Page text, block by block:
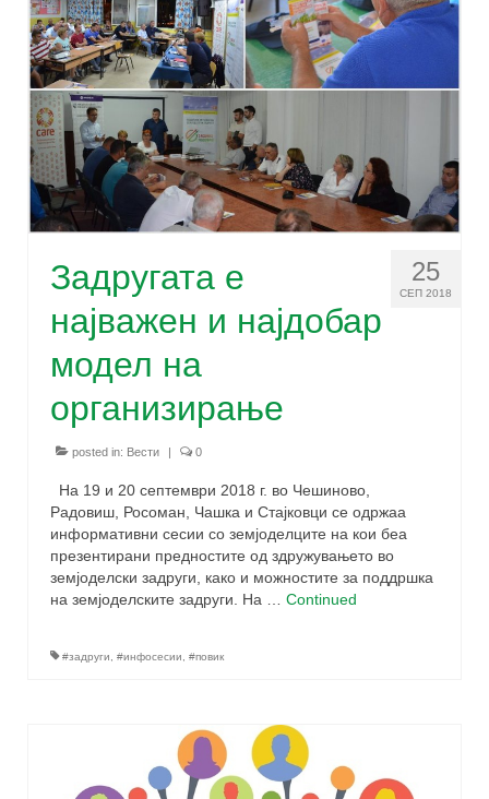
25
СЕП 2018
Задругата е
најважен и најдобар
модел на
организирање
posted in: Вести | 0
На 19 и 20 септември 2018 г. во Чешиново,
Радовиш, Росоман, Чашка и Стајковци се одржаа
информативни сесии со земјоделците на кои беа
презентирани предностите од здружувањето во
земјоделски задруги, како и можностите за поддршка
на земјоделските задруги. На … Continued
#задруги #инфосесии #повик